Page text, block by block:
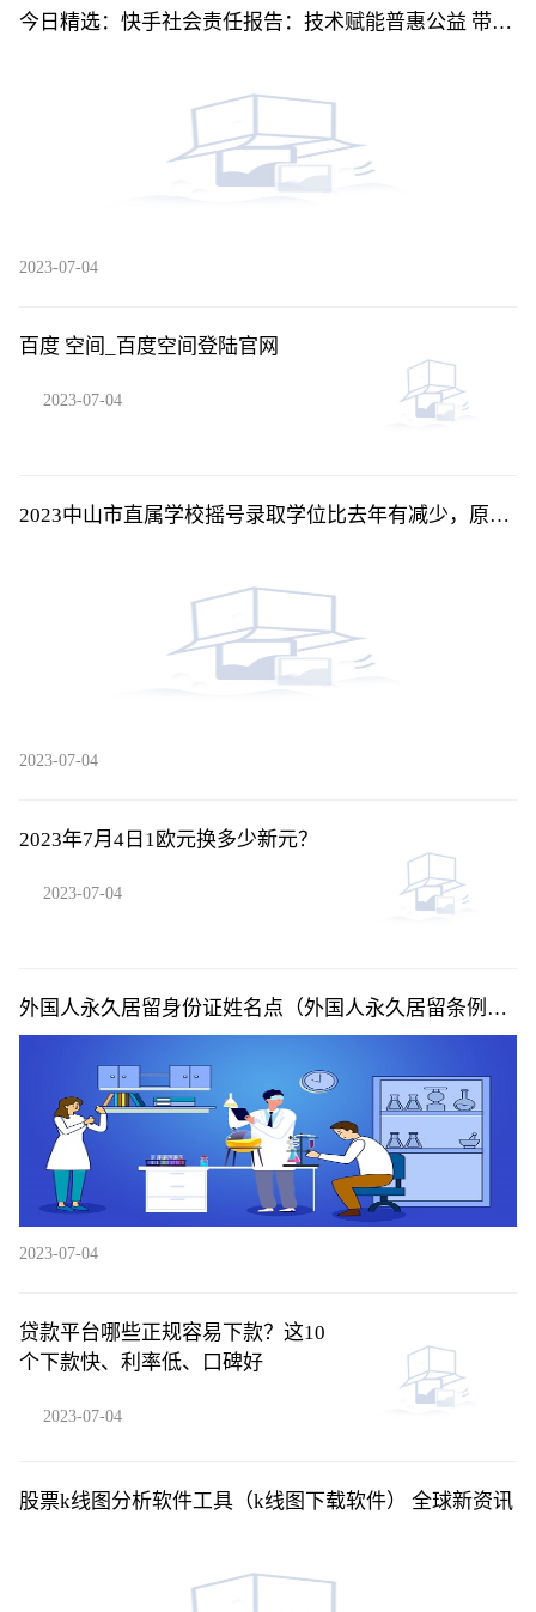
今日精选：快手社会责任报告：技术赋能普惠公益 带动
2023-07-04
百度 空间_百度空间登陆官网
2023-07-04
2023中山市直属学校摇号录取学位比去年有减少，原因
2023-07-04
2023年7月4日1欧元换多少新元？
2023-07-04
外国人永久居留身份证姓名点（外国人永久居留条例投
票）|当前快讯
2023-07-04
贷款平台哪些正规容易下款？这10
个下款快、利率低、口碑好
2023-07-04
股票k线图分析软件工具（k线图下载软件） 全球新资讯